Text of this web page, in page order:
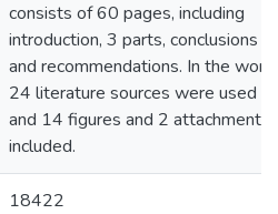
consists of 60 pages, including
introduction, 3 parts, conclusions
and recommendations. In the work
24 literature sources were used
and 14 figures and 2 attachments
included.
18422